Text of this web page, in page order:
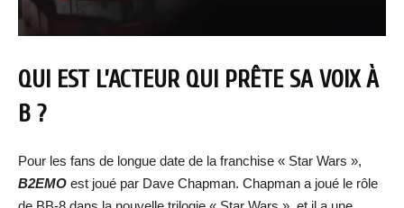
QUI EST L’ACTEUR QUI PRÊTE SA VOIX À
B ?
Pour les fans de longue date de la franchise « Star Wars »,
B2EMO est joué par Dave Chapman. Chapman a joué le rôle